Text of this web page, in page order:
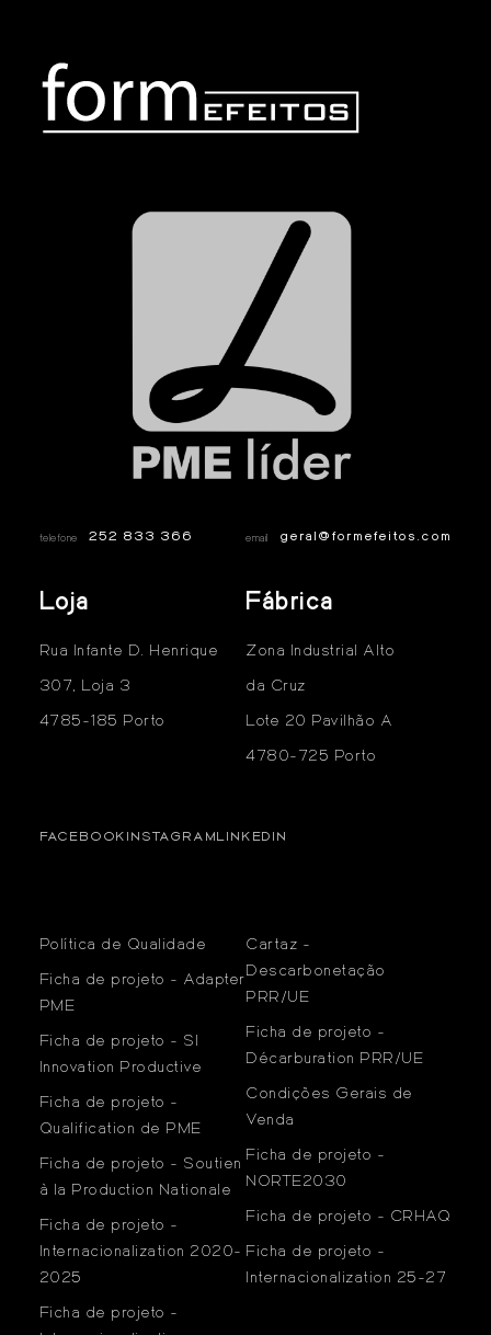
telefone 252 833 366 email geral@formefeitos.com
Loja
Rua Infante D. Henrique
307, Loja 3
4785-185 Porto
Fábrica
Zona Industrial Alto
da Cruz
Lote 20 Pavilhão A
4780-725 Porto
FACEBOOK INSTAGRAMLINKEDIN
Política de Qualidade
Ficha de projeto - Adapter
PME
Ficha de projeto - SI
Innovation Productive
Ficha de projeto -
Qualification de PME
Ficha de projeto - Soutien
à la Production Nationale
Ficha de projeto -
Internacionalization 2020-
2025
Ficha de projeto -
Cartaz -
Descarbonetação
PRR/UE
Ficha de projeto -
Décarburation PRR/UE
Condições Gerais de
Venda
Ficha de projeto -
NORTE2030
Ficha de projeto - CRHAQ
Ficha de projeto -
Internacionalization 25-27